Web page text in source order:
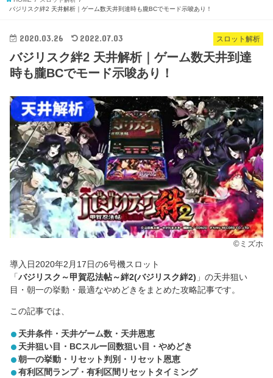
バジリスク絆2 天井解析｜ゲーム数天井到達時も朧BCでモード示唆あり！
スロット解析
2020.03.26 2022.07.03
バジリスク絆2 天井解析｜ゲーム数天井到達
時も朧BCでモード示唆あり！
©ミズホ
導入日2020年2月17日の6号機スロット
「バジリスク～甲賀忍法帖～絆2(バジリスク絆2) 」の天井狙い
目・朝一の挙動・最適なやめどきをまとめた攻略記事です。
この記事では、
天井条件・天井ゲーム数・天井恩恵
天井狙い目・BCスルー回数狙い目・やめどき
朝一の挙動・リセット判別・リセット恩恵
有利区間ランプ・有利区間リセットタイミング